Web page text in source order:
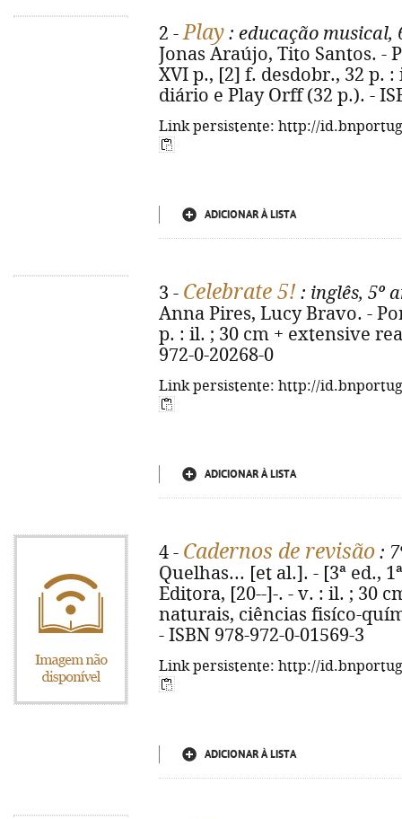
2 -Play : educação musical,
Jonas Araújo, Tito Santos. -
XVI p., [2] f. desdobr., 32 p.
diário e Play Orff (32 p.). -
Link persistente: http://
ADICIONAR À LISTA
3 - Celebrate 5! : inglês, 5º
Anna Pires, Lucy Bravo. -
p. : il. ; 30 cm + extensive
972-0-20268-0
Link persistente: http://
ADICIONAR À LISTA
4 - Cadernos de revisão :
Quelhas... [et al.]. - [3ª ed.,
Editora, [20--]-. - v. : il. ; 30
naturais, ciências fisíco-
- ISBN 978-972-0-01569-3
Link persistente: http://
ADICIONAR À LISTA